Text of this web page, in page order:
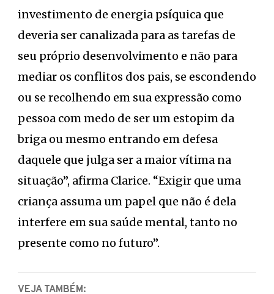
investimento de energia psíquica que
deveria ser canalizada para as tarefas de
seu próprio desenvolvimento e não para
mediar os conflitos dos pais, se escondendo
ou se recolhendo em sua expressão como
pessoa com medo de ser um estopim da
briga ou mesmo entrando em defesa
daquele que julga ser a maior vítima na
situação”, afirma Clarice. “Exigir que uma
criança assuma um papel que não é dela
interfere em sua saúde mental, tanto no
presente como no futuro”.
VEJA TAMBÉM: